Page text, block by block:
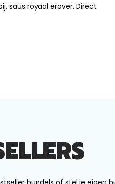
saus royaal erover. Direct
bundels of stel je eigen